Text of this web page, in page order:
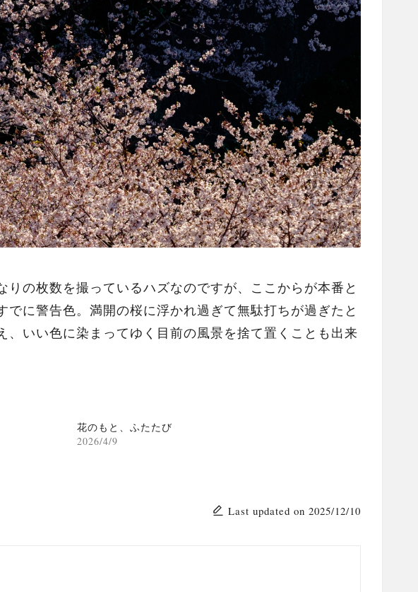
の枚数を撮っているハズなのですが、ここからが本番と
に警告色。満開の桜に浮かれ過ぎて無駄打ちが過ぎたと
いい色に染まってゆく目前の風景を捨て置くことも出来
花のもと、ふたたび
2026/4/9
Last updated on 2025/12/10